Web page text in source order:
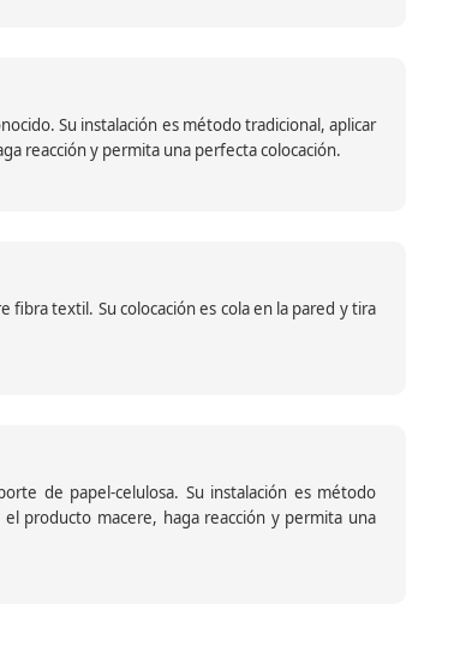
Su instalación es método tradicional, aplicar
reacción y permita una perfecta colocación.
fibra textil. Su colocación es cola en la pared y tira
de papel-celulosa. Su instalación es método
producto macere, haga reacción y permita una